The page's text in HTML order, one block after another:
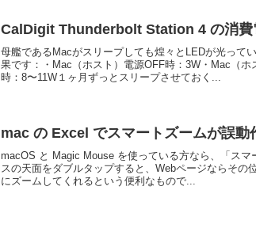
CalDigit Thunderbolt Station 4 の消費
母艦であるMacがスリープしても煌々とLEDが光って
果です：・Mac（ホスト）電源OFF時：3W・Mac（
時：8〜11W１ヶ月ずっとスリープさせておく...
mac の Excel でスマートズームが誤動
macOS と Magic Mouse を使っている方なら、「ス
スの天面をダブルタップすると、Webページならその
にズームしてくれるという便利なもので...